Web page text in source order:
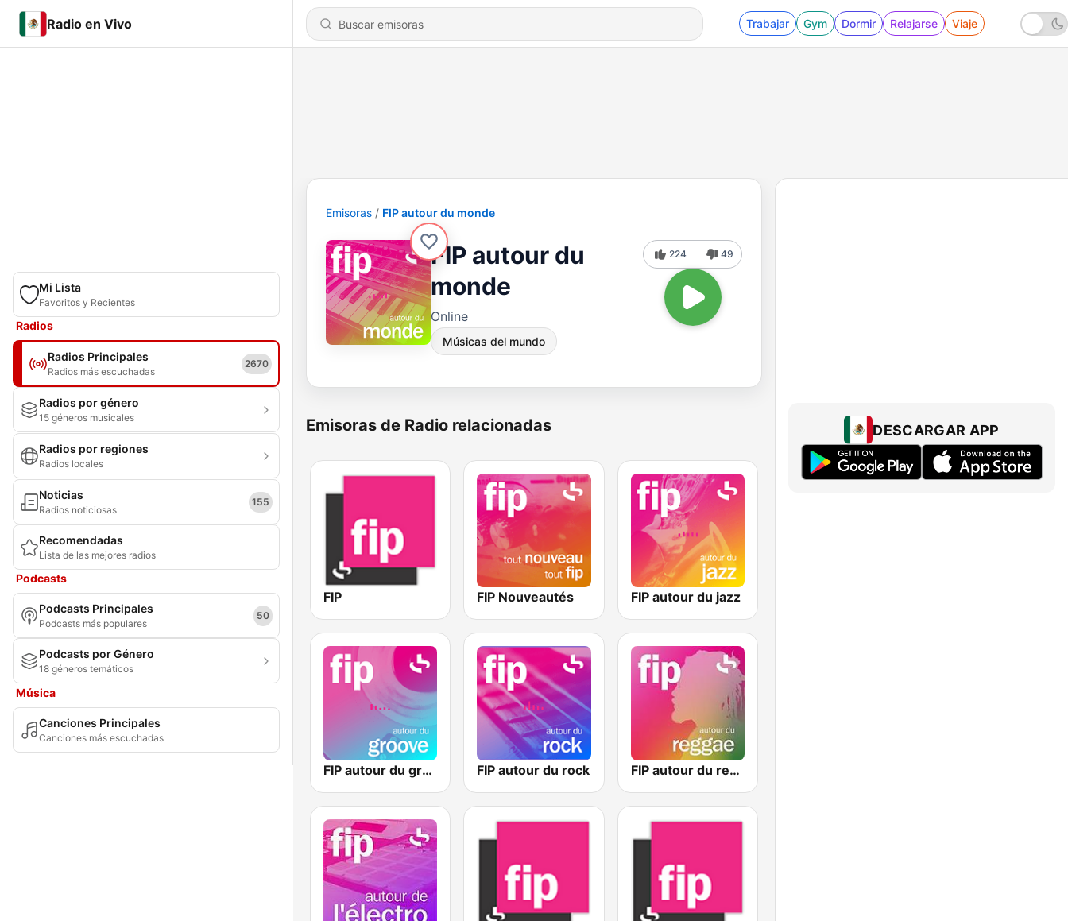
Radio en Vivo Trabajar Gym Dormir Relajarse Viaje
Mi Lista
Favoritos y Recientes
Radios
Radios Principales
Radios más escuchadas
2670
Radios por género
15 géneros musicales
Radios por regiones
Radios locales
Noticias
Radios noticiosas
155
Recomendadas
Lista de las mejores radios
Podcasts
Podcasts Principales
Podcasts más populares
50
Podcasts por Género
18 géneros temáticos
Música
Canciones Principales
Canciones más escuchadas
Emisoras FIP autour du monde
FIP autour du
monde
Online
Músicas del mundo
224 49
Emisoras de Radio relacionadas
FIP FIP Nouveautés FIP autour du jazz
FIP autour du groove FIP autour du rock FIP autour du reggae
DESCARGAR APP